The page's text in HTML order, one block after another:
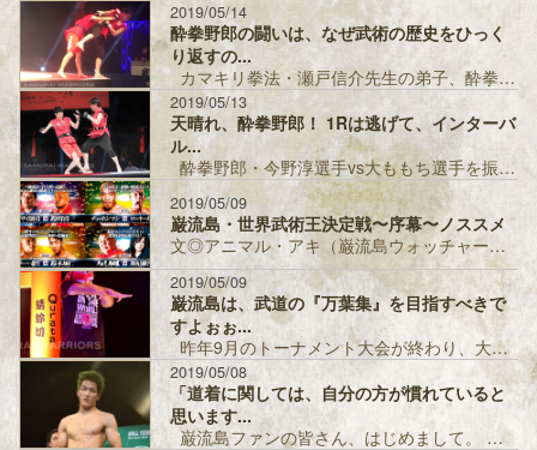
2019/05/14
酔拳野郎の闘いは、なぜ武術の歴史をひっく
り返すの...
カマキリ拳法・瀬戸信介先生の弟子、酔拳野郎・今野淳選手は巌流島デビュー戦を見事TKO勝利。 しかも、酔拳と武術のコンセプトを分...
2019/05/13
天晴れ、酔拳野郎！ 1Rは逃げて、インターバ
ル...
酔拳野郎・今野淳選手vs大ももち選手を振り返る 今回、この試合のマッチメイクを任され、大ももち選手を推薦させていただいたものの...
2019/05/09
巌流島・世界武術王決定戦〜序幕〜ノススメ
文◎アニマル・アキ（巌流島ウォッチャー） 今般の巌流島、非常に面白いマッチメイクが揃ったのではなかろうか。 酔拳vsニャンニャン拳法、ボディ...
2019/05/09
巌流島は、武道の『万葉集』を目指すべきで
すよぉぉ...
昨年9月のトーナメント大会が終わり、大晦日や新年の開催を今か今かと期待していたものの、情報という魚影が見えない状態が続き、釣り...
2019/05/08
「道着に関しては、自分の方が慣れていると
思います...
巌流島ファンの皆さん、はじめまして。 ボンサイ柔術の鈴木琢仁です。 ちなみに琢仁はタクミと読みます。 この度、関根(シュレック...